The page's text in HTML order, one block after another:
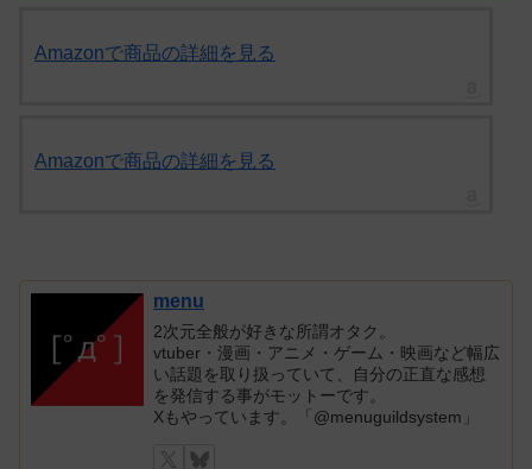
Amazonで商品の詳細を見る
Amazonで商品の詳細を見る
menu
2次元全般が好きな所謂オタク。
vtuber・漫画・アニメ・ゲーム・映画など幅広
い話題を取り扱っていて、自分の正直な感想
を発信する事がモットーです。
Xもやっています。「@menuguildsystem」